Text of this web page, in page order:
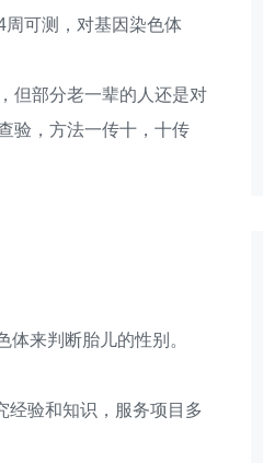
可测，对基因染色体
但部分老一辈的人还是对
验，方法一传十，十传
来判断胎儿的性别。
验和知识，服务项目多